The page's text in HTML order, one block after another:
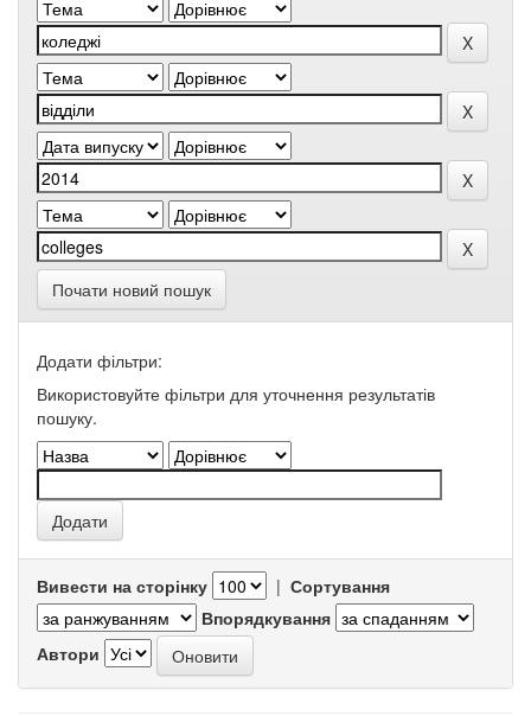
Почати новий пошук
Додати фільтри:
Використовуйте фільтри для уточнення результатів
пошуку.
Вивести на сторінку | Сортування
Впорядкування
Автори